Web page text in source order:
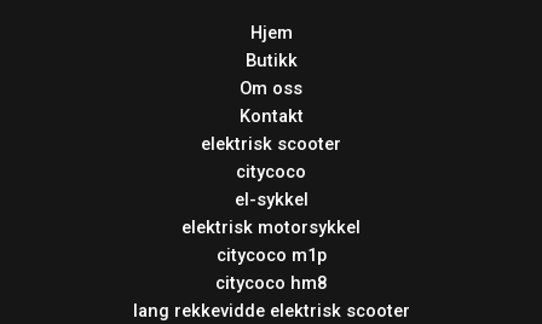
Hjem
Butikk
Om oss
Kontakt
elektrisk scooter
citycoco
el-sykkel
elektrisk motorsykkel
citycoco m1p
citycoco hm8
lang rekkevidde elektrisk scooter